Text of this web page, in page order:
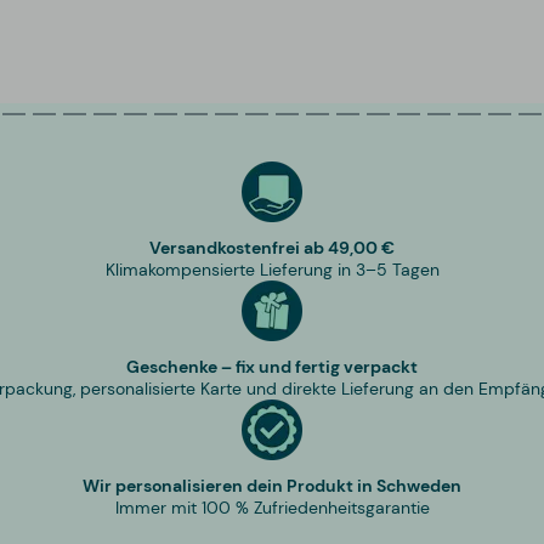
Versandkostenfrei ab 49,00 €
Klimakompensierte Lieferung in 3–5 Tagen
Geschenke – fix und fertig verpackt
personalisierte Karte und direkte Lieferung an den
Wir personalisieren dein Produkt in Schweden
Immer mit 100 % Zufriedenheitsgarantie